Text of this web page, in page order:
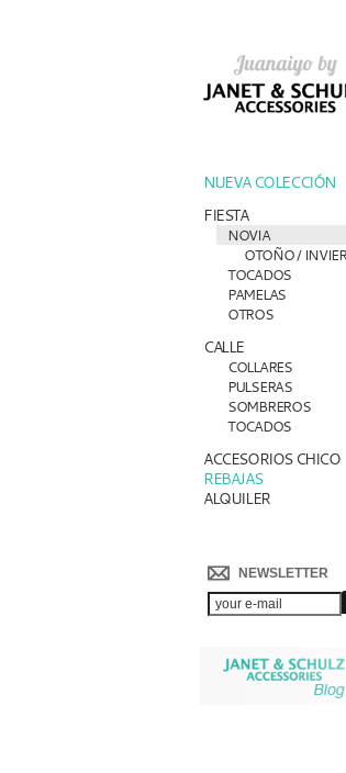
NUEVA COLECCIÓN
FIESTA
NOVIA
OTOÑO /
TOCADOS
PAMELAS
OTROS
CALLE
COLLARES
PULSERAS
SOMBREROS
TOCADOS
ACCESORIOS CHICO
REBAJAS
ALQUILER
NEWSLETTER